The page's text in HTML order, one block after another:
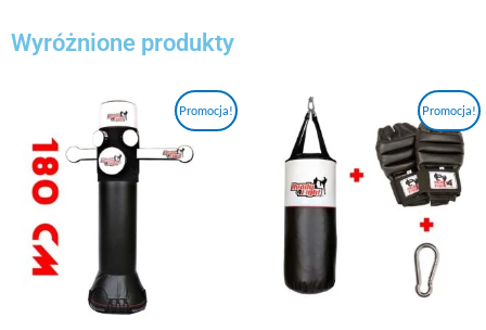
Wyróżnione produkty
Promocja!
Pierwotna
cena
wynosiła:
2037,00 zł.
Aktualna
cena
1937,00 zł.
Promocja!
Pierwotna
wynosiła:
274,00 zł.
Aktualna
cena
wynosi:
211,00 zł.